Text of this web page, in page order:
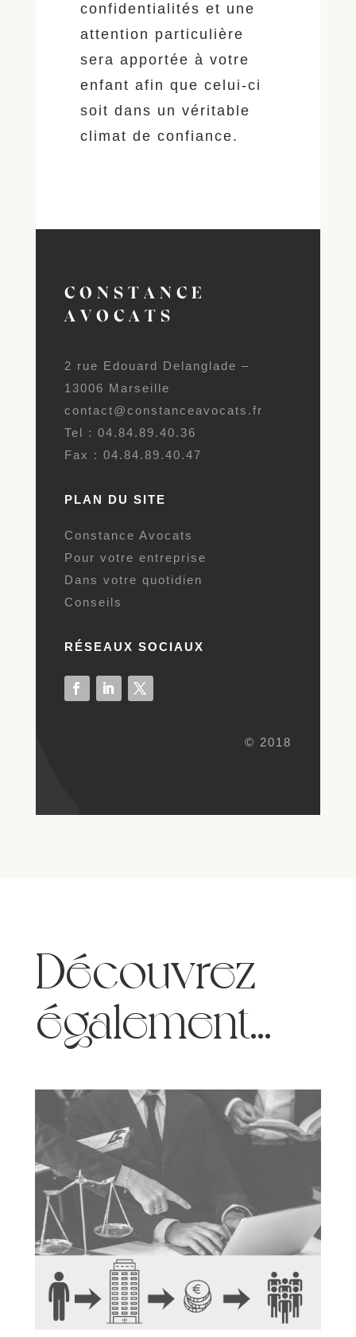
confidentialités et une
attention particulière
sera apportée à votre
enfant afin que celui-ci
soit dans un véritable
climat de confiance.
CONSTANCE
AVOCATS
2 rue Edouard Delanglade –
13006 Marseille
contact@constanceavocats.fr
Tel : 04.84.89.40.36
Fax : 04.84.89.40.47
PLAN DU SITE
Constance Avocats
Pour votre entreprise
Dans votre quotidien
Conseils
RÉSEAUX SOCIAUX
© 2018
Découvrez
également…